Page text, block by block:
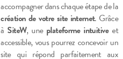
accompagner dans chaque étape de la
création de votre site internet. Grâce
à SiteW, une plateforme intuitiveet
accessible, vous pourrez concevoir un
site qui répond parfaitement aux